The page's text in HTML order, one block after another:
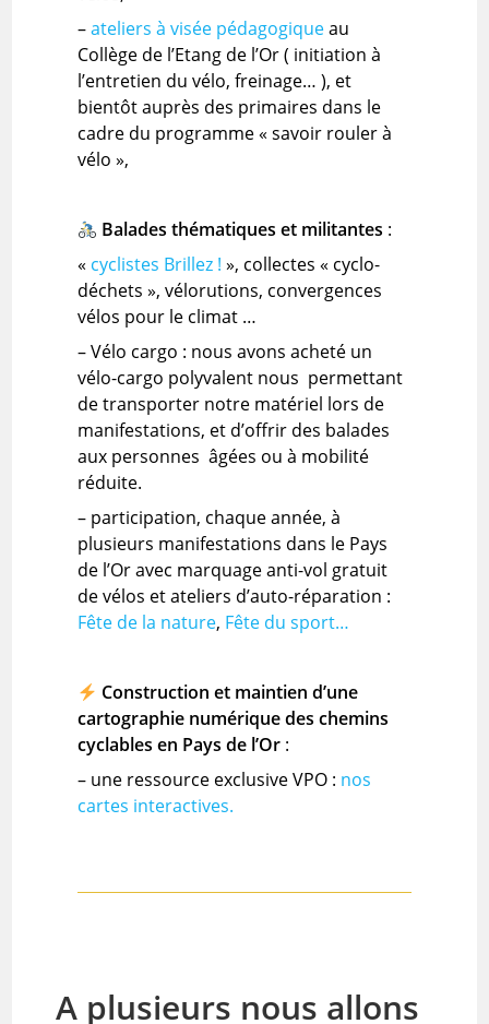
–ateliers à visée pédagogiqueau
Collège de l’Etang de l’Or ( initiation à
l’entretien du vélo, freinage… ), et
bientôt auprès des primaires dans le
cadre du programme « savoir rouler à
vélo »,
Balades thématiques et militantes :
« cyclistes Brillez ! », collectes « cyclo-
déchets », vélorutions, convergences
vélos pour le climat …
– Vélo cargo : nous avons acheté un
vélo-cargo polyvalent nous permettant
de transporter notre matériel lors de
manifestations, et d’offrir des balades
aux personnes âgées ou à mobilité
réduite.
– participation, chaque année, à
plusieurs manifestations dans le Pays
de l’Or avec marquage anti-vol gratuit
de vélos et ateliers d’auto-réparation :
Fête de la nature, Fête du sport…
Construction et maintien d’une
cartographie numérique des chemins
cyclables en Pays de l’Or :
– une ressource exclusive VPO : nos
cartes interactives.
A plusieurs nous allons